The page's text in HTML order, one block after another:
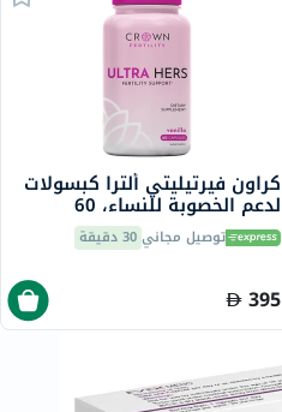
كراون فيرتيليتي ألترا كبسولات
لدعم الخصوبة للنساء، 60
توصيل مجاني 30 دقيقة
395